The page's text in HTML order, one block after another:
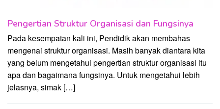
Pengertian Struktur Organisasi dan Fungsinya
Pada kesempatan kali ini, Pendidik akan membahas
mengenai struktur organisasi. Masih banyak diantara kita
yang belum mengetahui pengertian struktur organisasi itu
apa dan bagaimana fungsinya. Untuk mengetahui lebih
jelasnya, simak […]